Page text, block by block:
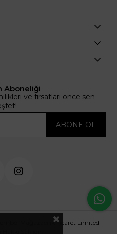
Aboneliği
ve fırsatları önce sen
ABONE OL
Mağazacılık Ticaret Limited